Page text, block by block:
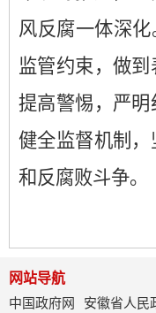
风反腐一体深化
监管约束，做
提高警惕，严明
健全监督机制
和反腐败斗争。
网站导航
中国政府网
安徽省人民